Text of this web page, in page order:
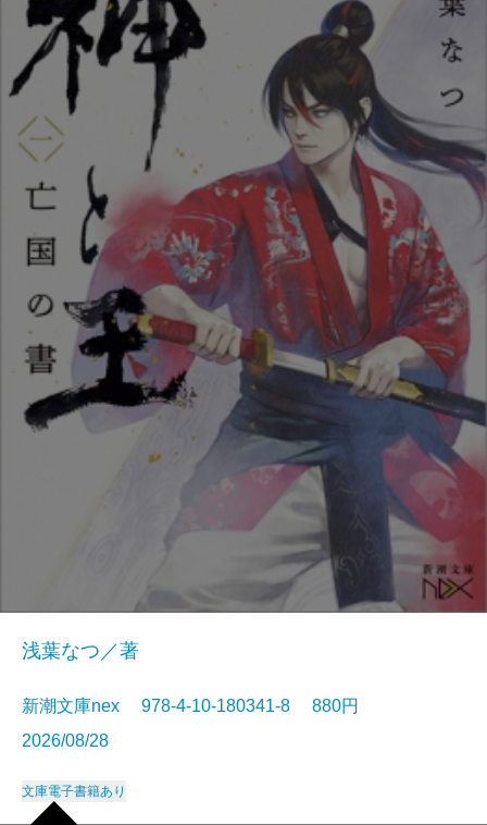
浅葉なつ／著
新潮文庫nex 978-4-10-180341-8 880円
2026/08/28
文庫電子書籍あり